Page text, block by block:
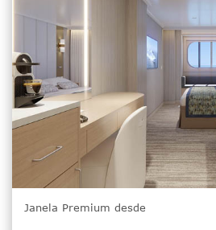
Janela Premium desde